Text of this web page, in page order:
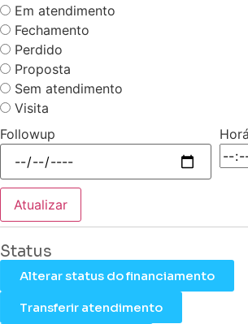
Em atendimento
Fechamento
Perdido
Proposta
Sem atendimento
Visita
Followup
Atualizar
Status
Alterar status do financiamento
Transferir atendimento